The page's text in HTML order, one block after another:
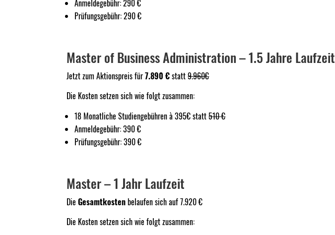
Anmeldegebühr: 290 €
Prüfungsgebühr: 290 €
Master of Business Administration – 1.5 Jahre Laufzeit
Jetzt zum Aktionspreis für7.890 €statt9.960€
Die Kosten setzen sich wie folgt zusammen:
18 Monatliche Studiengebühren à 395€ statt510 €
Anmeldegebühr: 390 €
Prüfungsgebühr: 390 €
Master – 1 Jahr Laufzeit
DieGesamtkostenbelaufen sich auf 7.920 €
Die Kosten setzen sich wie folgt zusammen: